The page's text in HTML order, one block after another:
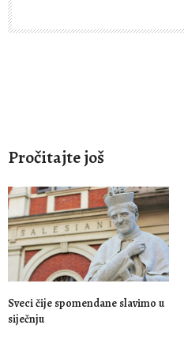
Pročitajte još
Sveci čije spomendane slavimo u
siječnju